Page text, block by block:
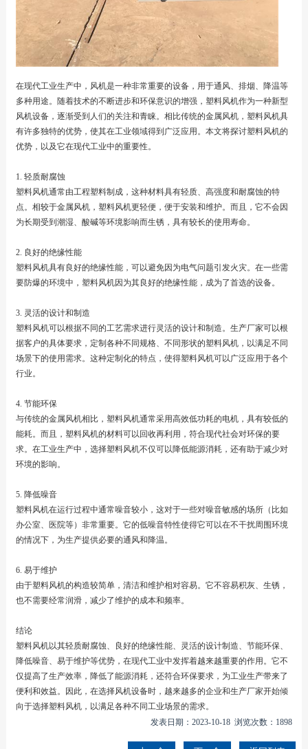
在现代工业生产中，风机是一种非常重要的设备，用于通风、排烟、降温等
多种用途。随着技术的不断进步和环保意识的增强，塑料风机作为一种新型
风机设备，逐渐受到人们的关注和青睐。相比传统的金属风机，塑料风机具
有许多独特的优势，使其在工业领域得到广泛应用。本文将探讨塑料风机的
优势，以及它在现代工业中的重要性。
1. 轻质耐腐蚀
塑料风机通常由工程塑料制成，这种材料具有轻质、高强度和耐腐蚀的特
点。相较于金属风机，塑料风机更轻便，便于安装和维护。而且，它不会因
为长期受到潮湿、酸碱等环境影响而生锈，具有较长的使用寿命。
2. 良好的绝缘性能
塑料风机具有良好的绝缘性能，可以避免因为电气问题引发火灾。在一些需
要防爆的环境中，塑料风机因为其良好的绝缘性能，成为了首选的设备。
3. 灵活的设计和制造
塑料风机可以根据不同的工艺需求进行灵活的设计和制造。生产厂家可以根
据客户的具体要求，定制各种不同规格、不同形状的塑料风机，以满足不同
场景下的使用需求。这种定制化的特点，使得塑料风机可以广泛应用于各个
行业。
4. 节能环保
与传统的金属风机相比，塑料风机通常采用高效低功耗的电机，具有较低的
能耗。而且，塑料风机的材料可以回收再利用，符合现代社会对环保的要
求。在工业生产中，选择塑料风机不仅可以降低能源消耗，还有助于减少对
环境的影响。
5. 降低噪音
塑料风机在运行过程中通常噪音较小，这对于一些对噪音敏感的场所（比如
办公室、医院等）非常重要。它的低噪音特性使得它可以在不干扰周围环境
的情况下，为生产提供必要的通风和降温。
6. 易于维护
由于塑料风机的构造较简单，清洁和维护相对容易。它不容易积灰、生锈，
也不需要经常润滑，减少了维护的成本和频率。
结论
塑料风机以其轻质耐腐蚀、良好的绝缘性能、灵活的设计制造、节能环保、
降低噪音、易于维护等优势，在现代工业中发挥着越来越重要的作用。它不
仅提高了生产效率，降低了能源消耗，还符合环保要求，为工业生产带来了
便利和效益。因此，在选择风机设备时，越来越多的企业和生产厂家开始倾
向于选择塑料风机，以满足各种不同工业场景的需求。
发表日期：2023-10-18 浏览次数：1898